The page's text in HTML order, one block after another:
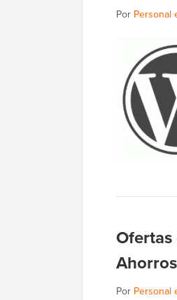
Por Personal
Ofertas
Ahorros
Por Personal